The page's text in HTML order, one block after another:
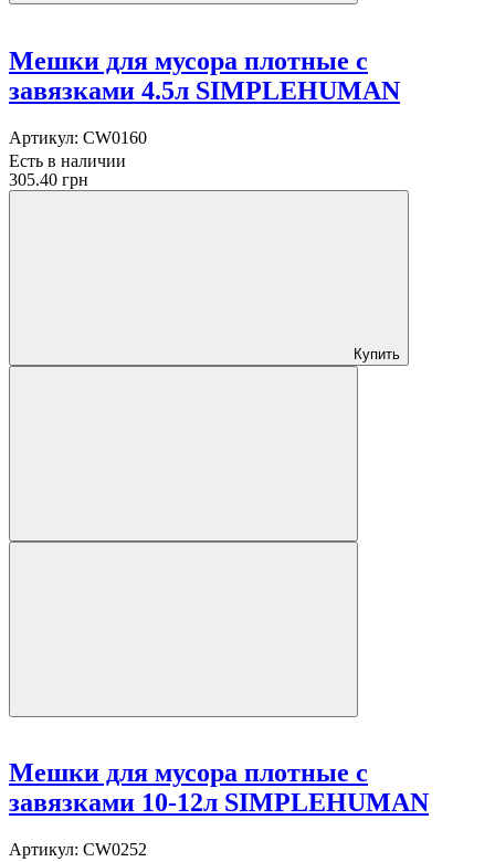
Мешки для мусора плотные с
завязками 4.5л SIMPLEHUMAN
Артикул: CW0160
Есть в наличии
305.40 грн
Купить
Мешки для мусора плотные с
завязками 10-12л SIMPLEHUMAN
Артикул: CW0252